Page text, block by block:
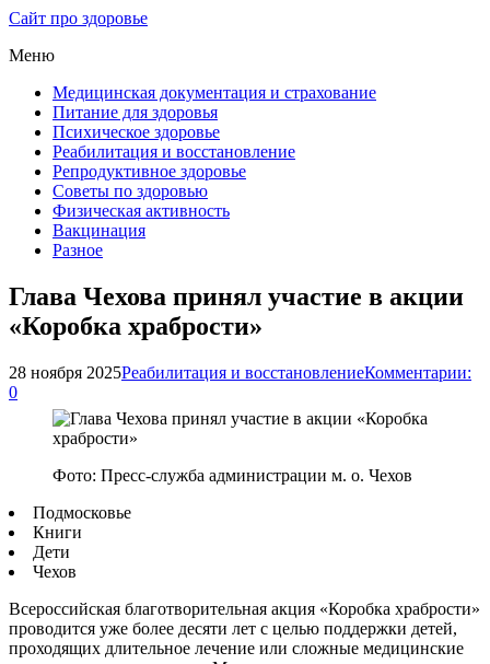
Сайт про здоровье
Меню
Медицинская документация и страхование
Питание для здоровья
Психическое здоровье
Реабилитация и восстановление
Репродуктивное здоровье
Советы по здоровью
Физическая активность
Вакцинация
Разное
Глава Чехова принял участие в акции
«Коробка храбрости»
28 ноября 2025Реабилитация и восстановлениеКомментарии:
0
Фото: Пресс-служба администрации м. о. Чехов
Подмосковье
Книги
Дети
Чехов
Всероссийская благотворительная акция «Коробка храбрости»
проводится уже более десяти лет с целью поддержки детей,
проходящих длительное лечение или сложные медицинские